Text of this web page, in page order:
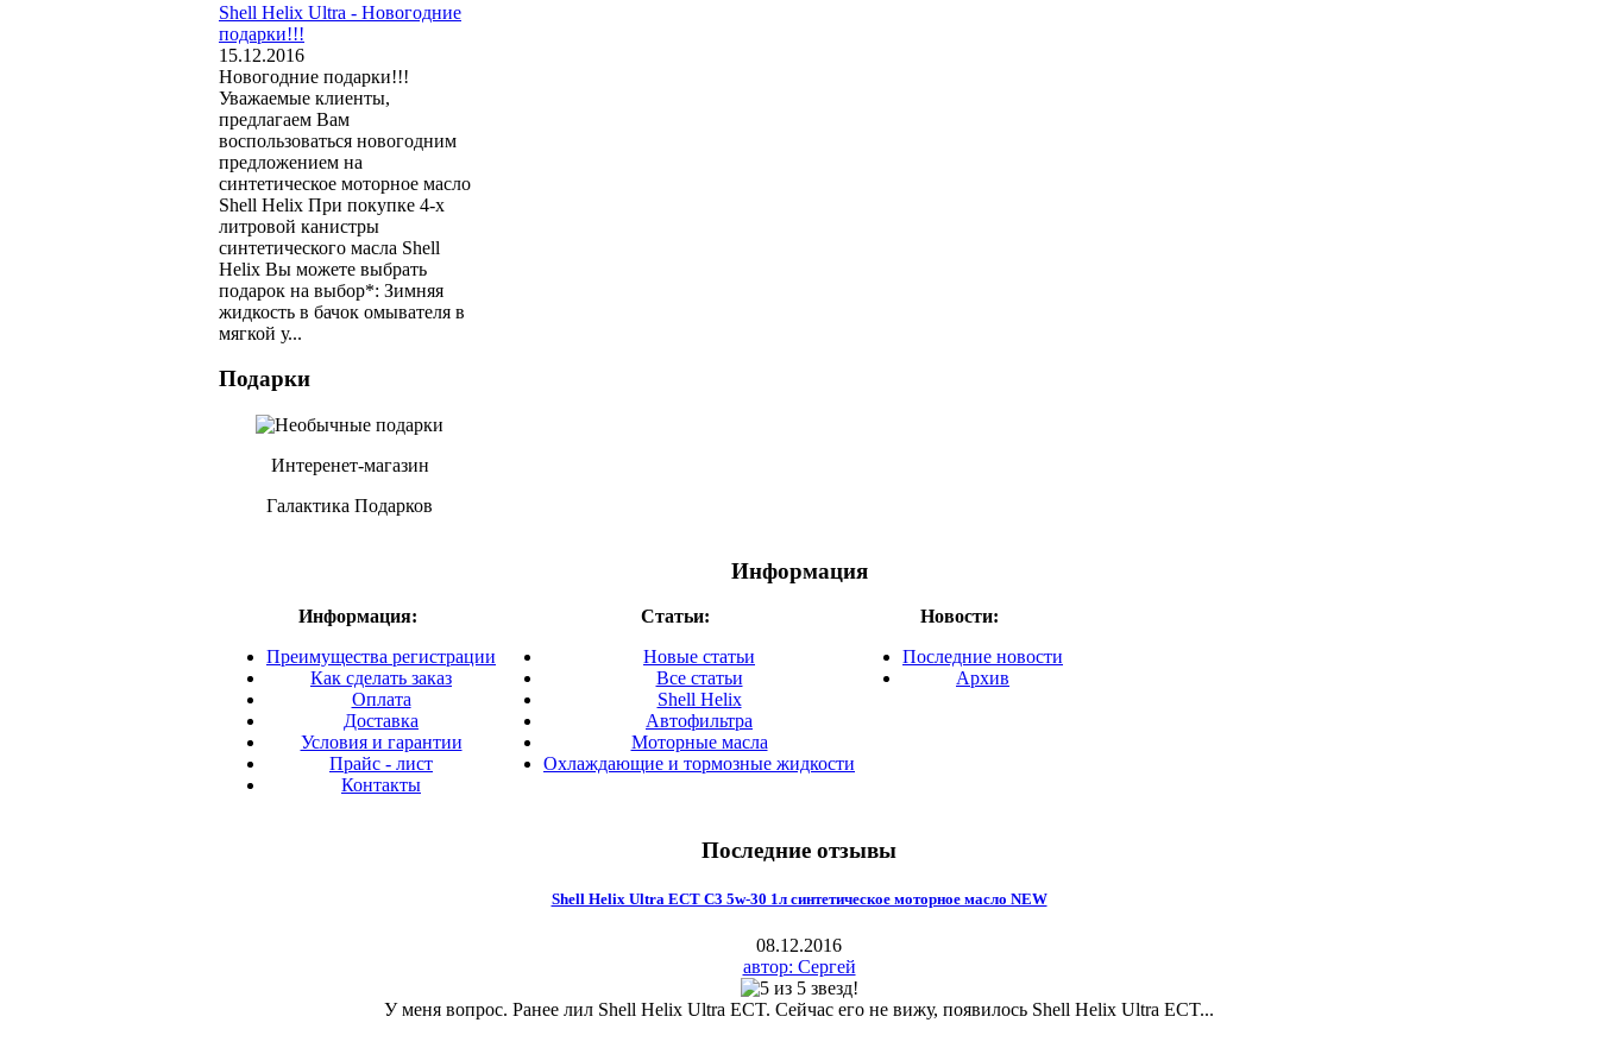
Shell Helix Ultra - Новогодние
подарки!!!
15.12.2016
Новогодние подарки!!!
Уважаемые клиенты,
предлагаем Вам
воспользоваться новогодним
предложением на
синтетическое моторное масло
Shell Helix При покупке 4-х
литровой канистры
синтетического масла Shell
Helix Вы можете выбрать
подарок на выбор*: Зимняя
жидкость в бачок омывателя в
мягкой у...
Подарки
Интеренет-магазин
Галактика Подарков
Информация
Информация:
Преимущества регистрации
Как сделать заказ
Оплата
Доставка
Условия и гарантии
Прайс - лист
Контакты
Статьи:
Новые статьи
Все статьи
Shell Helix
Автофильтра
Моторные масла
Охлаждающие и тормозные жидкости
Новости:
Последние новости
Архив
Последние отзывы
Shell Helix Ultra ECT C3 5w-30 1л синтетическое моторное масло NEW
08.12.2016
автор: Сергей
У меня вопрос. Ранее лил Shell Helix Ultra ECT. Сейчас его не вижу, появилось Shell Helix Ultra ECT...